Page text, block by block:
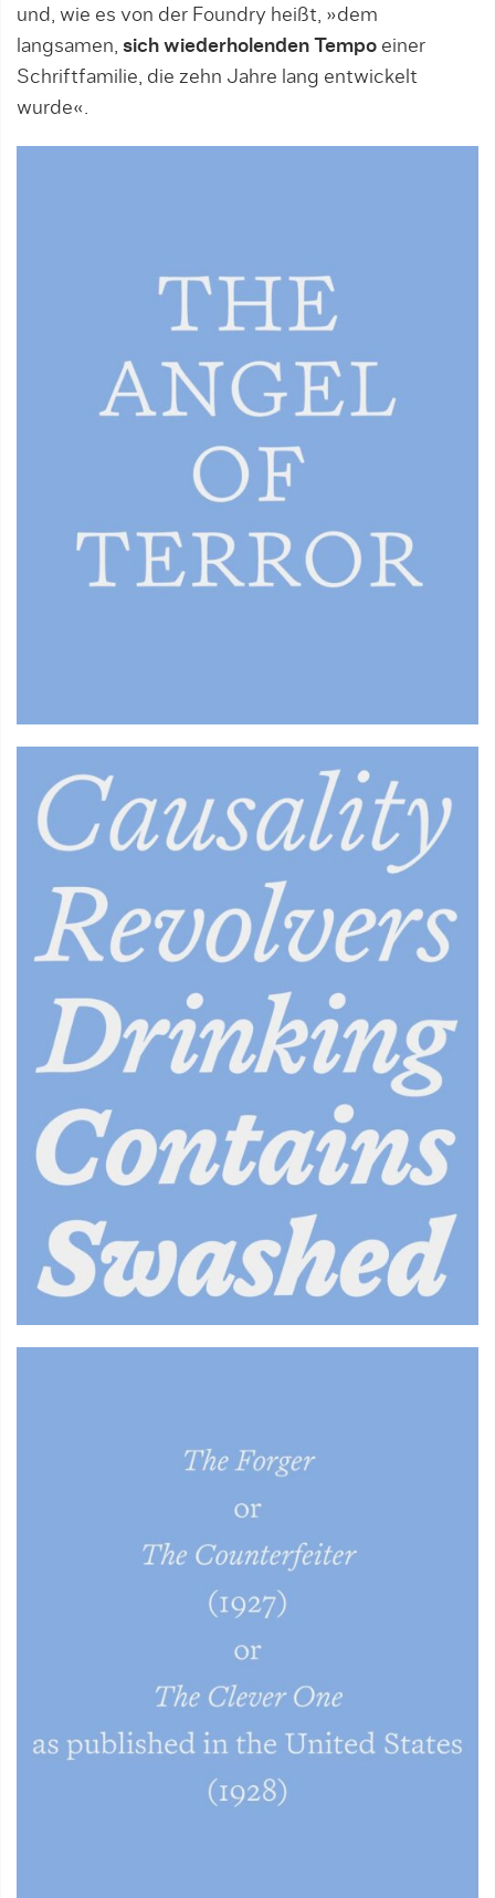
und, wie es von der Foundry heißt, »dem
langsamen, sich wiederholenden Tempo einer
Schriftfamilie, die zehn Jahre lang entwickelt
wurde«.